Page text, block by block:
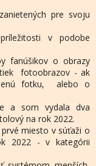
pre svoju
v podobe
fanúšikov o obrazy
fotoobrazov - ak
fotku, alebo o
a som vydala dva
na rok 2022.
miesto v súťaži o
2022 - v kategórii